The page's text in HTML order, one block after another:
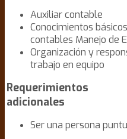
Auxiliar contable
Conocimientos
contables Manejo de
Organización y
trabajo en equipo
Requerimientos
adicionales
Ser una persona